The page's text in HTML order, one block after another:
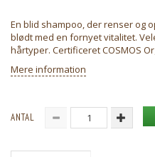
En blid shampoo, der renser og
blødt med en fornyet vitalitet.
hårtyper. Certificeret COSMOS
Mere information
ANTAL